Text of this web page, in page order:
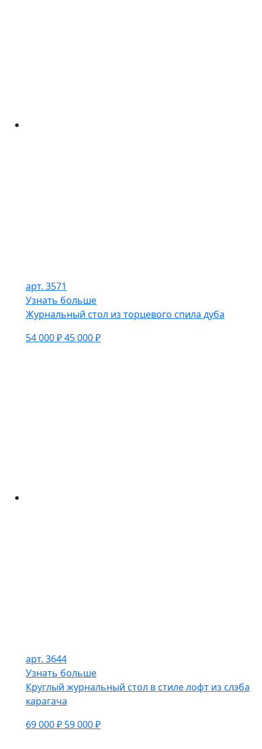
арт. 3571
Узнать больше
Журнальный стол из торцевого спила дуба
54 000 ₽45 000 ₽
арт. 3644
Узнать больше
Круглый журнальный стол в стиле лофт из слэба
карагача
69 000 ₽ 59 000 ₽